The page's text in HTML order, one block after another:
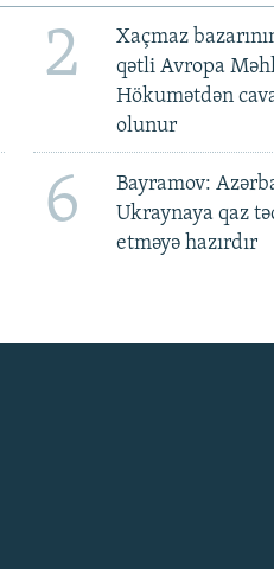
2
Xaçmaz
qətli Avropa
Hökumətdən
olunur
6
Bayramov:
Ukraynaya qaz
etməyə hazırdır